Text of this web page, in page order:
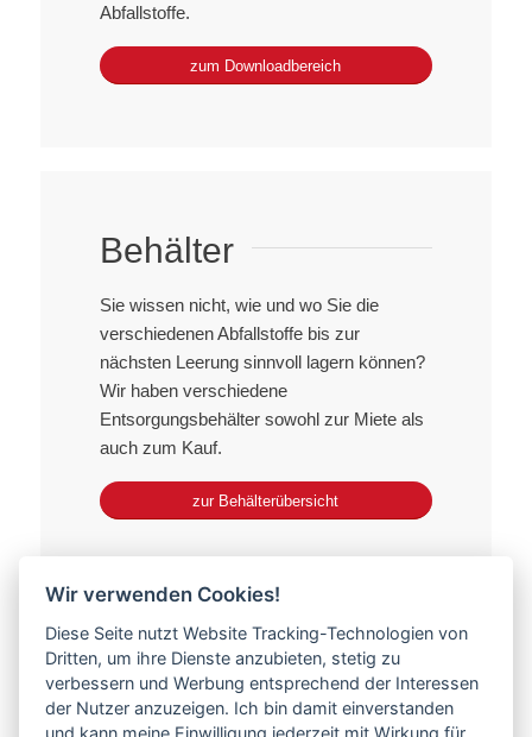
Abfallstoffe.
zum Downloadbereich
Behälter
Sie wissen nicht, wie und wo Sie die
verschiedenen Abfallstoffe bis zur
nächsten Leerung sinnvoll lagern können?
Wir haben verschiedene
Entsorgungsbehälter sowohl zur Miete als
auch zum Kauf.
zur Behälterübersicht
News
Die Entsorgungsbranche befindet sich im stetigen
Wir verwenden Cookies!
Diese Seite nutzt Website Tracking-Technologien von
Dritten, um ihre Dienste anzubieten, stetig zu
verbessern und Werbung entsprechend der Interessen
der Nutzer anzuzeigen. Ich bin damit einverstanden